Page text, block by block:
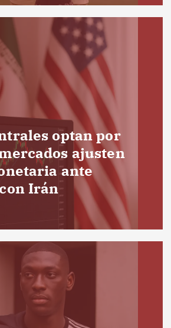
optan por
ajusten
ante
Irán